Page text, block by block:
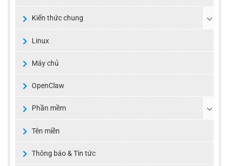
Kiến thức chung
Linux
Máy chủ
OpenClaw
Phần mềm
Tên miền
Thông báo & Tin tức